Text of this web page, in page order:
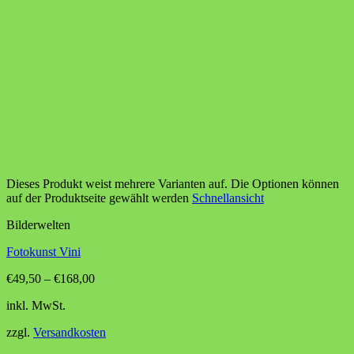
Dieses Produkt weist mehrere Varianten auf. Die Optionen können
auf der Produktseite gewählt werden Schnellansicht
Bilderwelten
Fotokunst Vini
€49,50 – €168,00
inkl. MwSt.
zzgl. Versandkosten